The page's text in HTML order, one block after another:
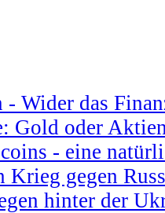
Wider das
Gold oder
- eine
Krieg gegen
hinter der